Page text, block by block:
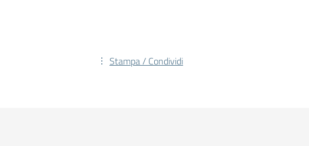
Stampa / Condividi